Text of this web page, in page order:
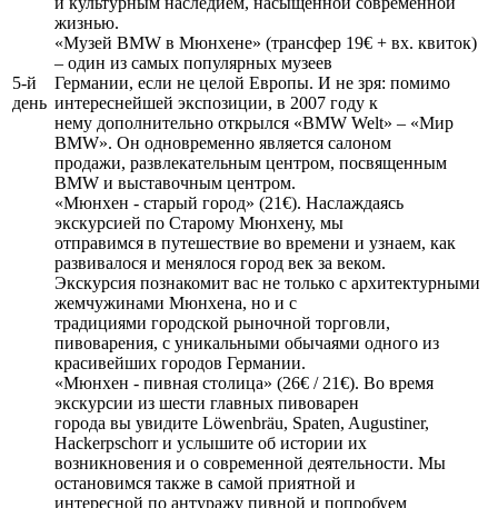
5-й
день
жизнью.
«Музей BMW в Мюнхене» (трансфер 19€ + вх. квиток)
– один из самых популярных музеев
Германии, если не целой Европы. И не зря: помимо
интереснейшей экспозиции, в 2007 году к
нему дополнительно открылся «BMW Welt» – «Мир
BMW». Он одновременно является салоном
продажи, развлекательным центром, посвященным
BMW и выставочным центром.
«Мюнхен - старый город» (21€). Наслаждаясь
экскурсией по Старому Мюнхену, мы
отправимся в путешествие во времени и узнаем, как
развивалося и менялося город век за веком.
Экскурсия познакомит вас не только с архитектурными
жемчужинами Мюнхена, но и с
традициями городской рыночной торговли,
пивоварения, с уникальными обычаями одного из
красивейших городов Германии.
«Мюнхен - пивная столица» (26€ / 21€). Во время
экскурсии из шести главных пивоварен
города вы увидите Löwenbräu, Spaten, Augustiner,
Hackerpschorr и услышите об истории их
возникновения и о современной деятельности. Мы
остановимся также в самой приятной и
интересной по антуражу пивной и попробуем